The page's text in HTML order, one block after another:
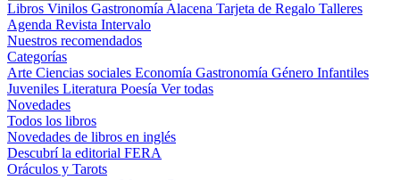
Libros Vinilos Gastronomía Alacena Tarjeta de Regalo Talleres
Agenda Revista Intervalo
Nuestros recomendados
Categorías
Arte Ciencias sociales Economía Gastronomía Género Infantiles
Juveniles Literatura Poesía Ver todas
Novedades
Todos los libros
Novedades de libros en inglés
Descubrí la editorial FERA
Oráculos y Tarots